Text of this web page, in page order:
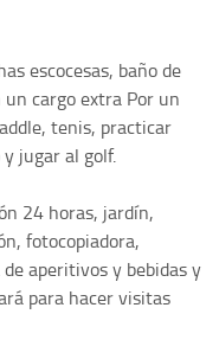
escocesas, baño de
cargo extra Por un
tenis, practicar
jugar al golf.
24 horas, jardín,
fotocopiadora,
aperitivos y bebidas y
para hacer visitas